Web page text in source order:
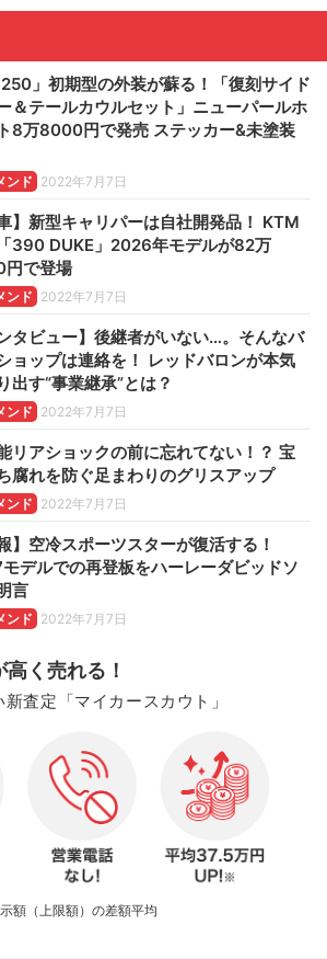
」初期型の外装が蘇る！「復刻サイド
＆テールカウルセット」ニューパールホ
8万8000円で発売 ステッカー&未塗装
ンド 2022年7月7日
車】新型キャリパーは自社開発品！ KTM
390 DUKE」2026年モデルが82万
で登場
ンド 2022年7月7日
ンタビュー】後継者がいない…。そんなバ
ョップは連絡を！ レッドバロンが本気
出す“事業継承”とは？
ンド 2022年7月7日
リアショックの前に忘れてない！？ 宝
腐れを防ぐ足まわりのグリスアップ
ンド 2022年7月7日
報】空冷スポーツスターが復活する！
デルでの再登板をハーレーダビッドソ
言
ンド 2022年7月7日
く売れる！
査定「マイカースカウト」
額（上限額）の差額平均